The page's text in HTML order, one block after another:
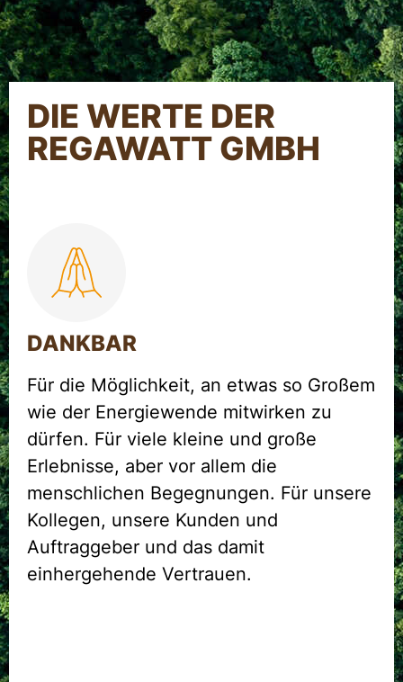
DIE WERTE DER
REGAWATT GMBH
DANKBAR
Für die Möglichkeit, an etwas so Großem
wie der Energiewende mitwirken zu
dürfen. Für viele kleine und große
Erlebnisse, aber vor allem die
menschlichen Begegnungen. Für unsere
Kollegen, unsere Kunden und
Auftraggeber und das damit
einhergehende Vertrauen.